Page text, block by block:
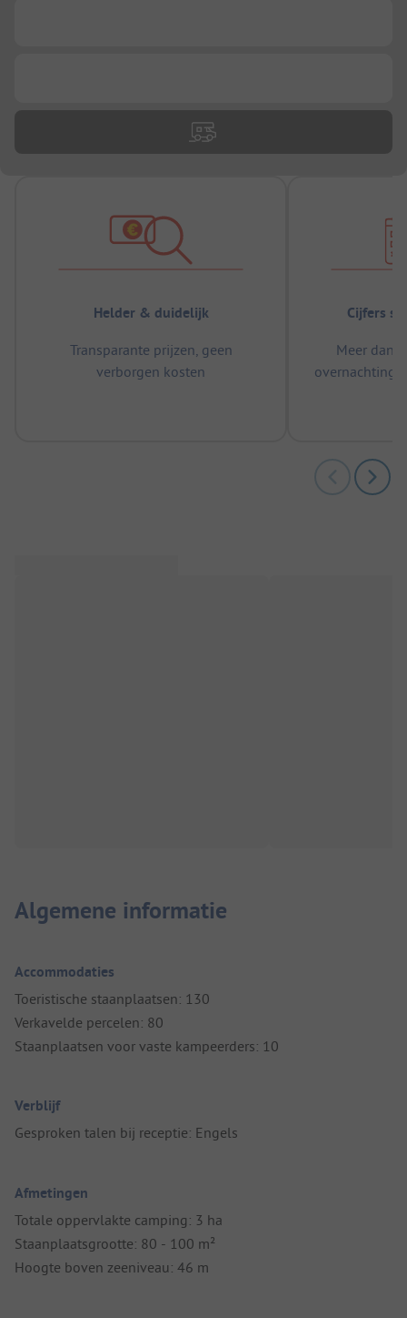
Helder & duidelijk
Transparante prijzen, geen
verborgen kosten
Cijfers
Meer dan
Algemene informatie
Accommodaties
Toeristische staanplaatsen: 130
Verkavelde percelen: 80
Staanplaatsen voor vaste kampeerders: 10
Verblijf
Gesproken talen bij receptie: Engels
Afmetingen
Totale oppervlakte camping: 3 ha
Staanplaatsgrootte: 80 - 100 m²
Hoogte boven zeeniveau: 46 m